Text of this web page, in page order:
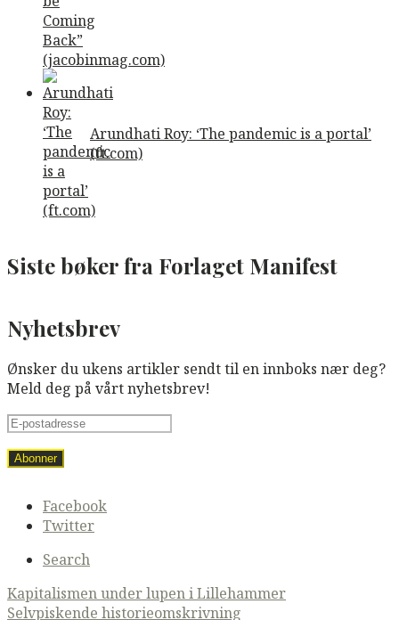
Arundhati Roy: ‘The pandemic is a portal’
(ft.com)
Siste bøker fra Forlaget Manifest
Nyhetsbrev
Ønsker du ukens artikler sendt til en innboks nær deg?
Meld deg på vårt nyhetsbrev!
Secondary
navigation
Facebook
Twitter
Search
Post
Kapitalismen under lupen i Lillehammer
Selvpiskende historieomskrivning